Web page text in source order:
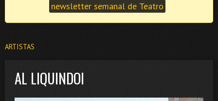
newsletter semanal de Teatro
ARTISTAS
AL LIQUINDOI